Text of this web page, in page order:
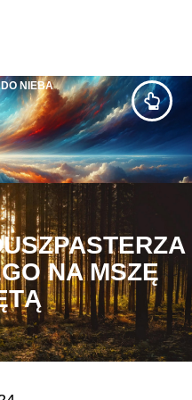
NIEBA
NA MSZĘ